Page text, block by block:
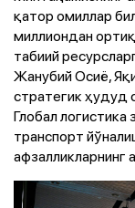
қатор омиллар
миллиондан
табиий
Жанубий Осиё,
стратегик ҳудуд
Глобал логистика
транспорт